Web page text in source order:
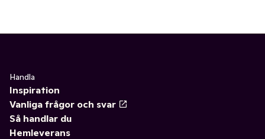
Handla
Inspiration
Vanliga frågor och svar
Så handlar du
Hemleverans